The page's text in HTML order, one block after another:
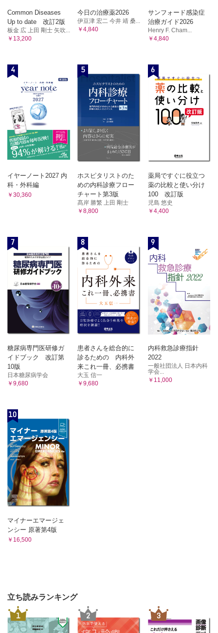
Common Diseases
Up to date 改訂2版
板金 広 上田 剛士 矢吹...
￥13,200
今日の治療薬2026
伊豆津 宏二 今井 靖 桑...
￥4,840
サンフォード感染症
治療ガイド2026
Henry F. Cham...
￥4,840
4
イヤーノート2027 内
科・外科編
￥30,360
5
ホスピタリストのた
めの内科診療フロー
チャート第3版
髙岸 勝繁 上田 剛士
￥8,800
6
薬局ですぐに役立つ
薬の比較と使い分け
100 改訂版
児島 悠史
￥4,400
7
糖尿病専門医研修ガ
イドブック 改訂第
10版
日本糖尿病学会
￥9,680
8
患者さんを総合的に
診るための 内科外
来これ一冊、必携書
大玉 信一
￥9,680
9
内科救急診療指針
2022
一般社団法人 日本内科
学会...
￥11,000
10
マイナーエマージェ
ンシー 原著第4版
￥16,500
立ち読みランキング
1 2 3